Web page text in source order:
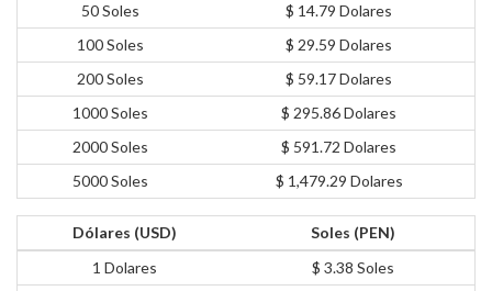
50 Soles
$ 14.79 Dolares
100 Soles
$ 29.59 Dolares
200 Soles
$ 59.17 Dolares
1000 Soles
$ 295.86 Dolares
2000 Soles
$ 591.72 Dolares
5000 Soles
$ 1,479.29 Dolares
Dólares (USD)
Soles (PEN)
1 Dolares
$ 3.38 Soles